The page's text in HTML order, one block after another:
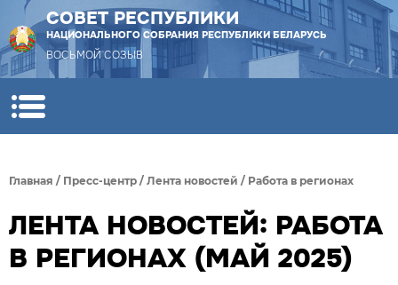
СОВЕТ РЕСПУБЛИКИ
НАЦИОНАЛЬНОГО СОБРАНИЯ РЕСПУБЛИКИ БЕЛАРУСЬ
ВОСЬМОЙ СОЗЫВ
Главная / Пресс-центр / Лента новостей / Работа в регионах
ЛЕНТА НОВОСТЕЙ: РАБОТА
В РЕГИОНАХ (МАЙ 2025)